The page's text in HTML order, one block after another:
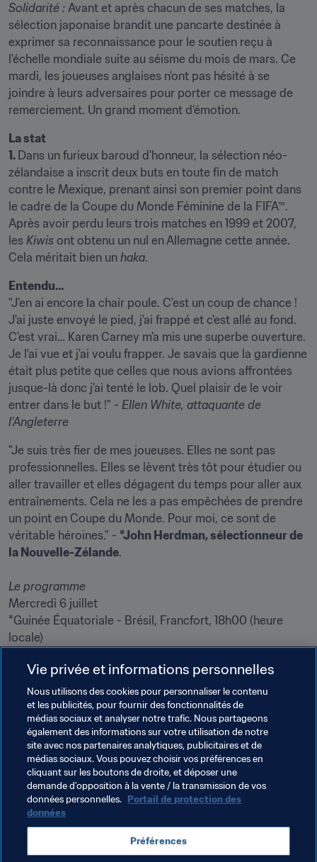
Solidarité : Avant et après chacun de ses matches, la
sélection japonaise brandit une pancarte destinée à
exprimer sa reconnaissance pour le soutien reçu à
l'échelle mondiale suite au séisme du mois de mars. Ce
mardi, les joueuses anglaises n'ont pas hésité à se
joindre à leurs adversaires pour porter ce message de
remerciement. Un grand moment d'émotion.
La stat
1. Dans un furieux baroud d'honneur, la sélection néo-
zélandaise a inscrit deux buts en toute fin de match
contre le Mexique, prenant ainsi son premier point dans
le cadre de la Coupe du Monde Féminine de la FIFA™.
Après avoir perdu leurs trois matches en 1999 et 2007,
les Kiwis ont obtenu un nul en Allemagne cette année.
Cela méritait bien un haka.
Entendu…
"J'en ai encore la chair poule. C'est un coup de chance !
J'ai juste envoyé le pied, j'ai frappé et c'est allé au fond.
C'est vrai… Karen Carney m'a mis une superbe ouverture.
Je l'ai vue et j'ai voulu frapper. Je savais que la gardienne
était plus petite que celles que nous avions affrontées
jusque-là donc j'ai tenté le lob. Quel plaisir de le voir
entrer dans le but !" - Ellen White, attaquante de
l'Angleterre
"Je suis très fier de mes joueuses. Elles ne sont pas
professionnelles. Elles se lèvent très tôt pour étudier ou
aller travailler et elles dégagent du temps pour aller aux
entraînements. Cela ne les a pas empêchées de prendre
un point en Coupe du Monde. Pour moi, ce sont de
véritable héroïnes." - *John Herdman, sélectionneur de
la Nouvelle-Zélande.
Le programme
Mercredi 6 juillet
*Guinée Équatoriale - Brésil, Francfort, 18h00 (heure
locale)
RDP Corée - Colombie, Bochum, 20h45 (heure locale)
Suède - États-Unis, Wolfsburg, 20h45 (heure locale)
Thèmes en lien
Compétitions FIFA Canada England
France Germany Japan Mexico
New Zealand Nigeria CAF AFC UEFA
Concacaf OFC
Vie privée et informations personnelles
Nous utilisons des cookies pour personnaliser le contenu
et les publicités, pour fournir des fonctionnalités de
médias sociaux et analyser notre trafic. Nous partageons
également des informations sur votre utilisation de notre
site avec nos partenaires analytiques, publicitaires et de
médias sociaux. Vous pouvez choisir vos préférences en
cliquant sur les boutons de droite, et déposer une
demande d’opposition à la vente / la transmission de vos
données personnelles. Portail de protection des
données
Préférences